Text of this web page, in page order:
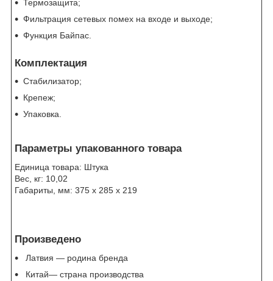
Термозащита;
Фильтрация сетевых помех на входе и выходе;
Функция Байпас.
Комплектация
Стабилизатор;
Крепеж;
Упаковка.
Параметры упакованного товара
Единица товара: Штука
Вес, кг: 10,02
Габариты, мм: 375 x 285 x 219
Произведено
Латвия — родина бренда
Китай— страна производства